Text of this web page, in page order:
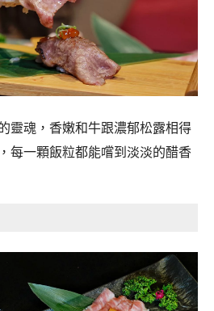
靈魂，香嫩和牛跟濃郁松露相得
每一顆飯粒都能嚐到淡淡的醋香